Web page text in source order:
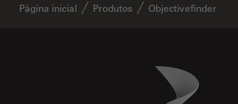
Página inicial Produtos Objectivefinder
Danaher Logo